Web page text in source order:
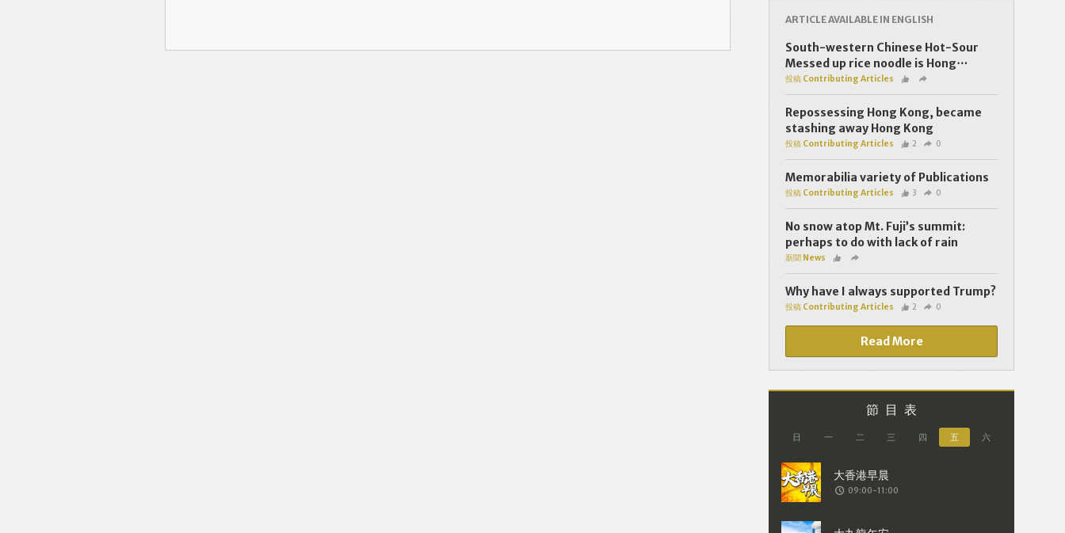
內容之增減，恕不另行通知。 熱血時報可以將你的個人資料與從商業夥伴或其他
ARTICLE AVAILABLE IN ENGLISH
South-western Chinese Hot-Sour
Messed up rice noodle is Hong⋯
投稿 Contributing Articles
Repossessing Hong Kong, became
stashing away Hong Kong
投稿 Contributing Articles 2 0
Memorabilia variety of Publications
投稿 Contributing Articles 3 0
No snow atop Mt. Fuji’s summit:
perhaps to do with lack of rain
新聞 News
Why have I always supported Trump?
投稿 Contributing Articles 2 0
Read More
節目表
日 一 二 三 四 五 六
09:00-11:00